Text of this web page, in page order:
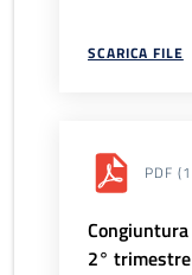
SCARICA FILE
PDF
2°